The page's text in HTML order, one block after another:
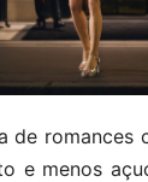
de romances
e menos